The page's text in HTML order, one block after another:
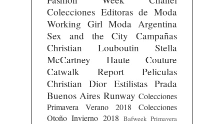
Colecciones Editoras de Moda
Working Girl Moda Argentina
Sex and the City
Campañas
Christian Louboutin
Stella
McCartney
Haute Couture
Catwalk Report
Peliculas
Christian Dior Estilistas Prada
Buenos Aires Runway Colecciones
Primavera Verano 2018
Colecciones
Otoño Invierno 2018 Bafweek Primavera